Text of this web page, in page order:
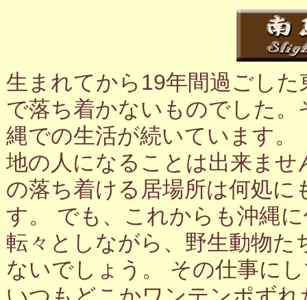
生まれてから19年間過ごし
で落ち着かないものでした
縄での生活が続いています
地の人になることは出来ま
の落ち着ける居場所は何処
す。 でも、これからも沖縄
転々としながら、野生動物
ないでしょう。 その仕事に